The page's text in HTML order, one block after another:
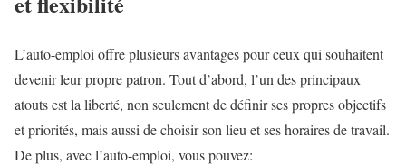
L’auto-emploi offre plusieurs avantages pour ceux qui souhaitent
devenir leur propre patron. Tout d’abord, l’un des principaux
atouts est la liberté, non seulement de définir ses propres objectifs
et priorités, mais aussi de choisir son lieu et ses horaires de travail.
De plus, avec l’auto-emploi, vous pouvez: